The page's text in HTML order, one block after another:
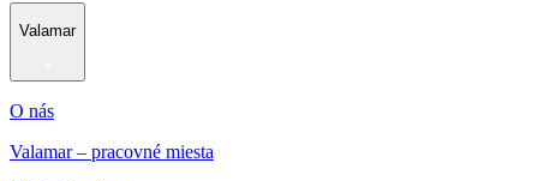
Valamar
O nás
Valamar – pracovné miesta